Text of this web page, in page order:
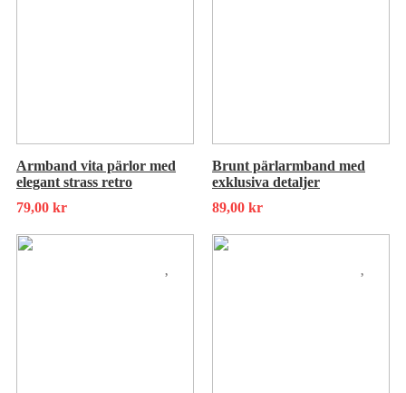
Armband vita pärlor med
elegant strass retro
79,00 kr
Brunt pärlarmband med
exklusiva detaljer
89,00 kr